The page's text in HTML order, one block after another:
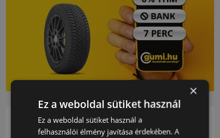
Kategóriagyűjtemény
×
Ez a weboldal sütiket használ
Ez a weboldal sütiket használ a
felhasználói élmény javítása érdekében. A